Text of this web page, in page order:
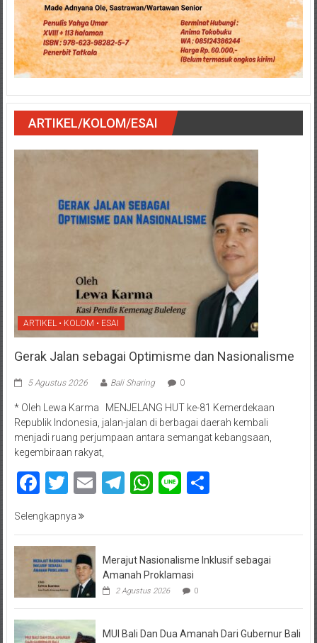
ARTIKEL/KOLOM/ESAI
ARTIKEL • KOLOM • ESAI
Gerak Jalan sebagai Optimisme dan Nasionalisme
5 Agustus 2026 Bali Sharing 0
* Oleh Lewa Karma MENJELANG HUT ke-81 Kemerdekaan
Republik Indonesia, jalan-jalan di berbagai daerah kembali
menjadi ruang perjumpaan antara semangat kebangsaan,
kegembiraan rakyat,
Facebook
Twitter
EmailTelegram
WhatsApp
Line
Selengkapnya
Merajut Nasionalisme Inklusif sebagai
Amanah Proklamasi
2 Agustus 2026 0
MUI Bali Dan Dua Amanah Dari Gubernur Bali